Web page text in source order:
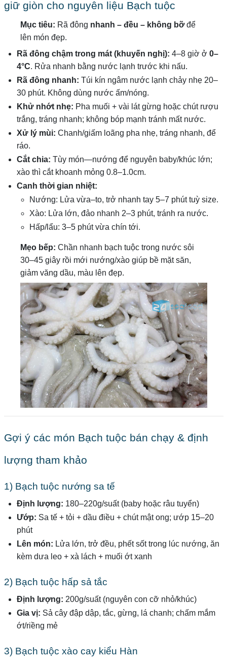
giữ giòn cho nguyên liệu Bạch tuộc
Mục tiêu: Rã đông nhanh – đều – không bỡđể
lên món đẹp.
Rã đông chậm trong mát (khuyến nghị): 4–8 giờ ở 0–
4°C. Rửa nhanh bằng nước lạnh trước khi nấu.
Rã đông nhanh: Túi kín ngâm nước lạnh chảy nhẹ 20–
30 phút. Không dùng nước ấm/nóng.
Khử nhớt nhẹ: Pha muối + vài lát gừng hoặc chút rượu
trắng, tráng nhanh; không bóp mạnh tránh mất nước.
Xử lý mùi: Chanh/giấm loãng pha nhẹ, tráng nhanh, để
ráo.
Cắt chia: Tùy món—nướng để nguyên baby/khúc lớn;
xào thì cắt khoanh mỏng 0.8–1.0cm.
Canh thời gian nhiệt:
Nướng: Lửa vừa–to, trở nhanh tay 5–7 phút tuỳ size.
Xào: Lửa lớn, đảo nhanh 2–3 phút, tránh ra nước.
Hấp/lẩu: 3–5 phút vừa chín tới.
Mẹo bếp: Chần nhanh bạch tuộc trong nước sôi
30–45 giây rồi mới nướng/xào giúp bề mặt săn,
giảm văng dầu, màu lên đẹp.
Gợi ý các món Bạch tuộc bán chạy & định
lượng tham khảo
1) Bạch tuộc nướng sa tế
Định lượng: 180–220g/suất (baby hoặc râu tuyển)
Ướp: Sa tế + tỏi + dầu điều + chút mật ong; ướp 15–20
phút
Lên món: Lửa lớn, trở đều, phết sốt trong lúc nướng, ăn
kèm dưa leo + xà lách + muối ớt xanh
2) Bạch tuộc hấp sả tắc
Định lượng: 200g/suất (nguyên con cỡ nhỏ/khúc)
Gia vị: Sả cây đập dập, tắc, gừng, lá chanh; chấm mắm
ớt/riềng mẻ
3) Bạch tuộc xào cay kiểu Hàn